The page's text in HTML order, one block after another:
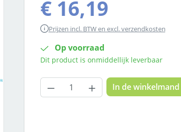
€ 16,19
Prijzen incl. BTW en excl. verzendkosten
Op voorraad
Dit product is onmiddellijk leverbaar
Producthoeveelheid:
In de winkelmand